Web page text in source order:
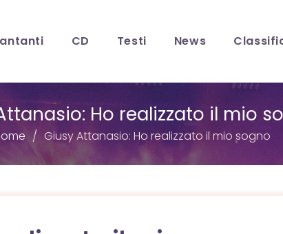
CD Testi News
Ho realizzato il mio
Giusy Attanasio: Ho realizzato il mio sogno